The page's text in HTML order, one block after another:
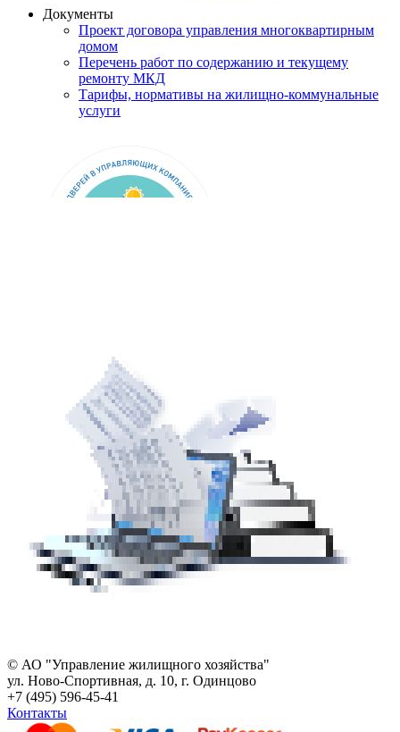
Документы
Проект договора управления многоквартирным
домом
Перечень работ по содержанию и текущему
ремонту МКД
Тарифы, нормативы на жилищно-коммунальные
услуги
© АО "Управление жилищного хозяйства"
ул. Ново-Спортивная, д. 10, г. Одинцово
+7 (495) 596-45-41
Контакты